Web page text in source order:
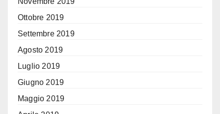
Ottobre 2019
Settembre 2019
Agosto 2019
Luglio 2019
Giugno 2019
Maggio 2019